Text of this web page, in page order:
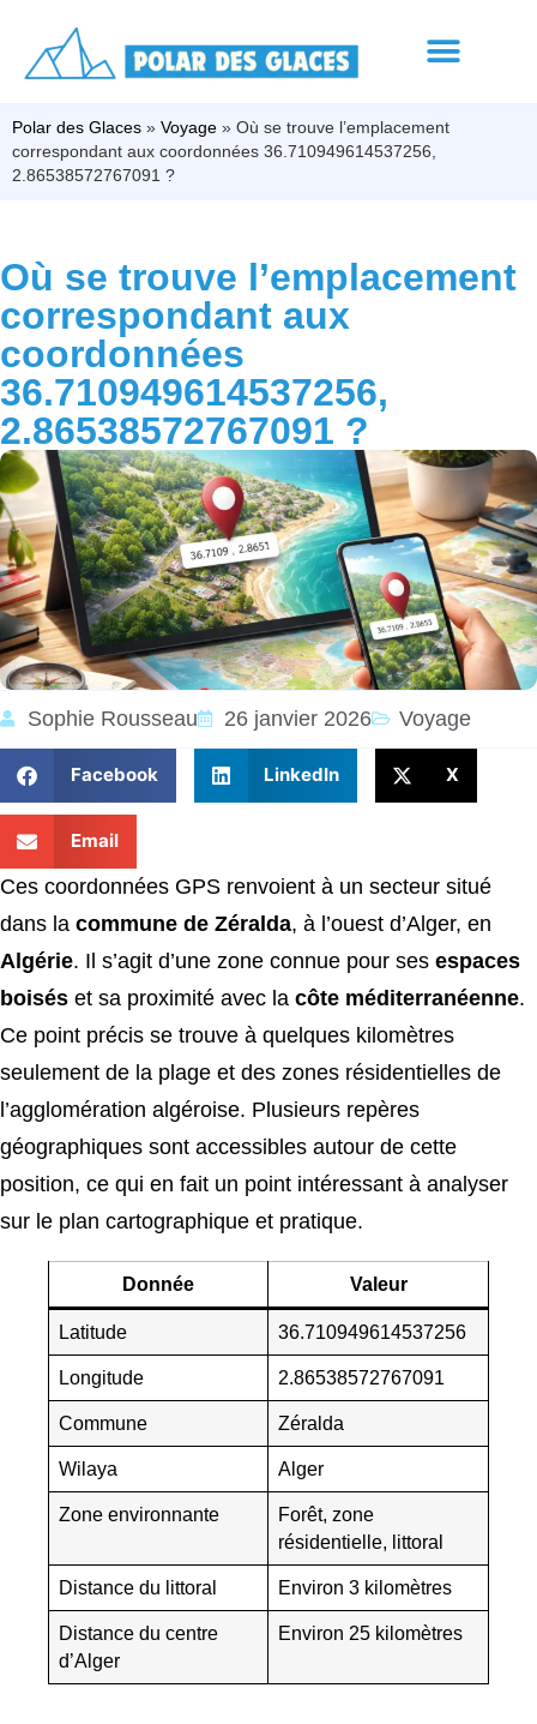
Polar des Glaces » Voyage » Où se trouve l’emplacement
correspondant aux coordonnées 36.710949614537256,
2.86538572767091 ?
Où se trouve l’emplacement
correspondant aux
coordonnées
36.710949614537256,
2.86538572767091 ?
Sophie Rousseau 26 janvier 2026 Voyage
Facebook LinkedIn X
Email
Ces coordonnées GPS renvoient à un secteur situé
dans la commune de Zéralda, à l’ouest d’Alger, en
Algérie. Il s’agit d’une zone connue pour ses espaces
boisés et sa proximité avec la côte méditerranéenne.
Ce point précis se trouve à quelques kilomètres
seulement de la plage et des zones résidentielles de
l’agglomération algéroise. Plusieurs repères
géographiques sont accessibles autour de cette
position, ce qui en fait un point intéressant à analyser
sur le plan cartographique et pratique.
Donnée Valeur
Latitude 36.710949614537256
Longitude 2.86538572767091
Commune Zéralda
Wilaya Alger
Zone environnante
Forêt, zone
résidentielle, littoral
Distance du littoral Environ 3 kilomètres
Distance du centre
d’Alger
Environ 25 kilomètres